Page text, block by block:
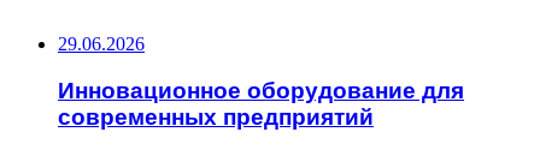
29.06.2026
Инновационное оборудование для
современных предприятий